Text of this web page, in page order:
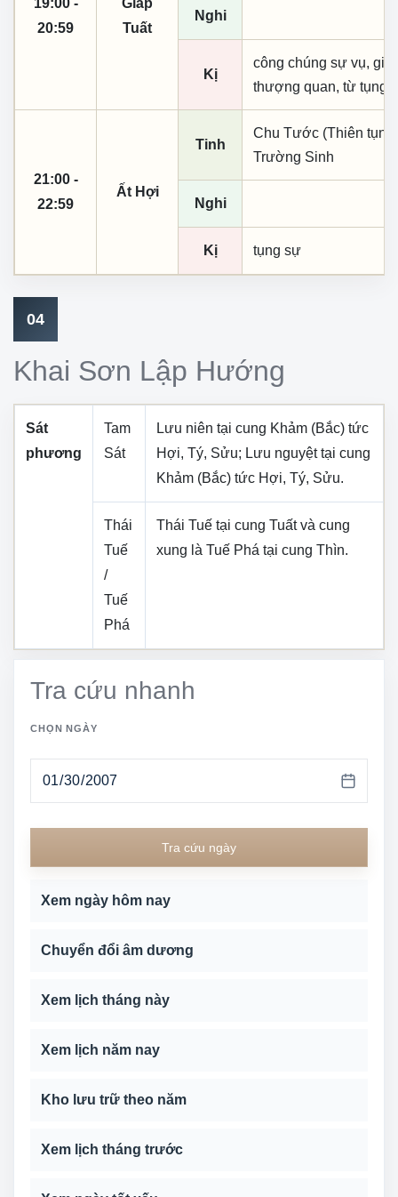
20:59
Tuất
Nghi
Kị
công chúng sự vụ, giá
thượng quan, từ tụng
21:00 -
22:59
Ất Hợi
Tinh
Chu Tước (Thiên
Trường Sinh
Nghi
Kị tụng sự
04
Khai Sơn Lập Hướng
Sát
phương
Tam
Sát
Lưu niên tại cung Khảm (Bắc) tức
Hợi, Tý, Sửu; Lưu nguyệt tại cung
Khảm (Bắc) tức Hợi, Tý, Sửu.
Thái
Tuế
/
Tuế
Phá
Thái Tuế tại cung Tuấtvà cung
xung là Tuế Phá tại cung Thìn.
Tra cứu nhanh
CHỌN NGÀY
Tra cứu ngày
Xem ngày hôm nay
Chuyển đổi âm dương
Xem lịch tháng này
Xem lịch năm nay
Kho lưu trữ theo năm
Xem lịch tháng trước